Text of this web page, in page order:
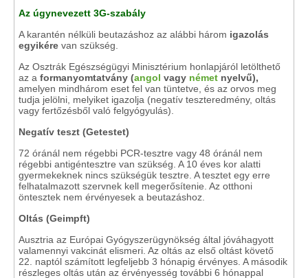
Az úgynevezett 3G-szabály
A karantén nélküli beutazáshoz az alábbi három igazolás
egyikére van szükség.
Az Osztrák Egészségügyi Minisztérium honlapjáról letölthető
az a formanyomtatvány (angol vagy német nyelvű),
amelyen mindhárom eset fel van tüntetve, és az orvos meg
tudja jelölni, melyiket igazolja (negatív teszteredmény, oltás
vagy fertőzésből való felgyógyulás).
Negatív teszt (Getestet)
72 óránál nem régebbi PCR-tesztre vagy 48 óránál nem
régebbi antigéntesztre van szükség. A 10 éves kor alatti
gyermekeknek nincs szükségük tesztre. A tesztet egy erre
felhatalmazott szervnek kell megerősítenie. Az otthoni
öntesztek nem érvényesek a beutazáshoz.
Oltás (Geimpft)
Ausztria az Európai Gyógyszerügynökség által jóváhagyott
valamennyi vakcinát elismeri. Az oltás az első oltást követő
22. naptól számított legfeljebb 3 hónapig érvényes. A második
részleges oltás után az érvényesség további 6 hónappal